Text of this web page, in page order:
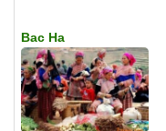
Bac Ha